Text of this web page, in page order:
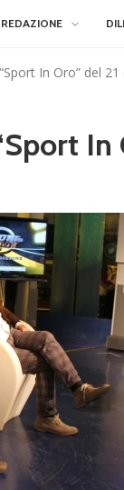
REDAZIONE
In Oro” del
In